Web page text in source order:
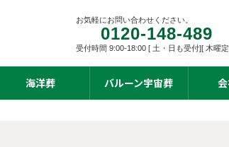
お気軽にお問い合わせください。
0120-148-489
受付時間 9:00-18:00 [ 土・日も受付][ 木曜
海洋葬 バルーン宇宙葬